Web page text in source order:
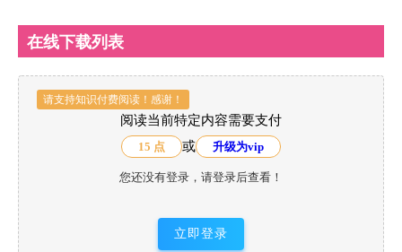
在线下载列表
请支持知识付费阅读！感谢！
阅读当前特定内容需要支付
15 点 或 升级为vip
您还没有登录，请登录后查看！
立即登录